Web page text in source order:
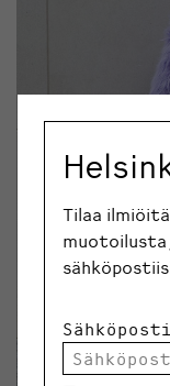
Tilaa
muotoilusta
Sähköposti